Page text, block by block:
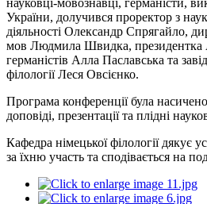
України, долучився проректор з
діяльності Олександр Спрягайло,
мов Людмила Швидка, президентка
германістів Алла Паславська та
філології Леся Овсієнко.
Програма конференції була
доповіді, презентації та плідні
Кафедра німецької філології дякує
за їхню участь та сподівається на